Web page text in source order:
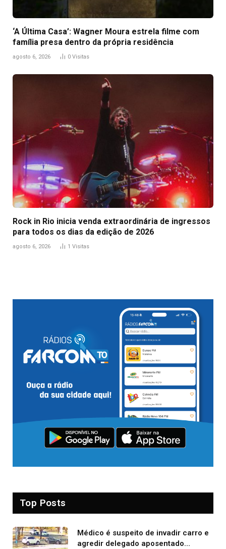
‘A Última Casa’: Wagner Moura estrela filme com
família presa dentro da própria residência
agosto 6, 2026 0 Visitas
Rock in Rio inicia venda extraordinária de ingressos
para todos os dias da edição de 2026
agosto 6, 2026 1 Visitas
Top Posts
Médico é suspeito de invadir carro e
agredir delegado aposentado